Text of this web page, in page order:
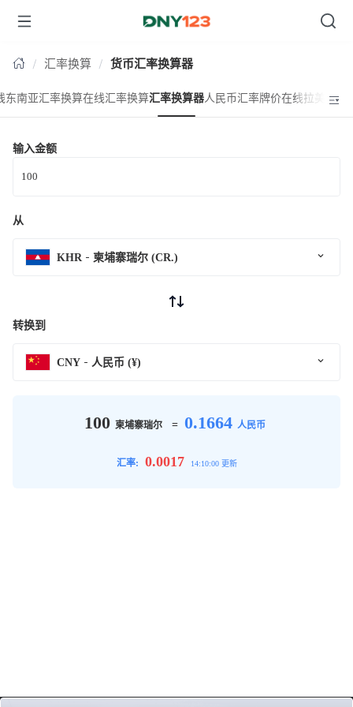
台湾
汇率换算 货币汇率换算器
东南亚汇率换算在线汇率换算汇率换算器人民币汇率牌价在线拉美汇率
输入金额
从
KHR 柬埔寨瑞尔 (CR.)
转换到
CNY 人民币 (¥)
100 柬埔寨瑞尔 = 0.1664 人民币
汇率: 0.0017 14:10:00 更新